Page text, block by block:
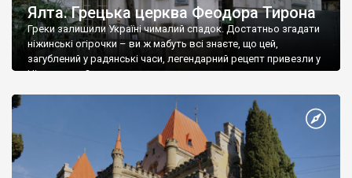
Ялта. Грецька церква Феодора Тирона
Греки залишили Україні чималий спадок. Достатньо згадати
ніжинські огірочки – ви ж мабуть всі знаєте, що цей,
загублений у радянські часи, легендарний рецепт привезли у
Ніжин греки?